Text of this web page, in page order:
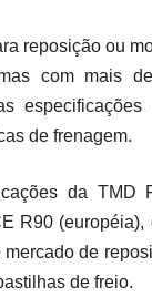
reposição ou
com mais
de frenagem.
da TMD
R90
de
de freio.